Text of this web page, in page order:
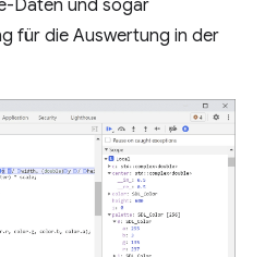
Daten und sogar
für die Auswertung in der